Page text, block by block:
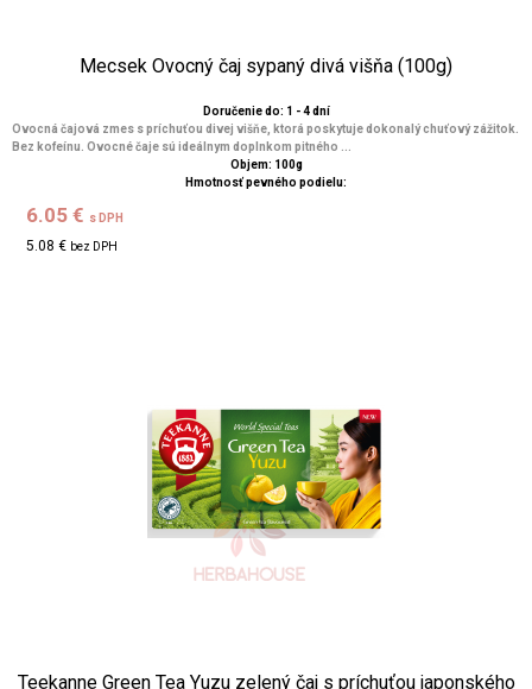
Mecsek Ovocný čaj sypaný divá višňa (100g)
Doručenie do: 1 - 4 dní
Ovocná čajová zmes s príchuťou divej višňe, ktorá poskytuje dokonalý chuťový zážitok.
Bez kofeínu. Ovocné čaje sú ideálnym doplnkom pitného ...
Objem: 100g
Hmotnosť pevného podielu:
6.05 € s DPH
5.08 € bez DPH
Teekanne Green Tea Yuzu zelený čaj s príchuťou japonského